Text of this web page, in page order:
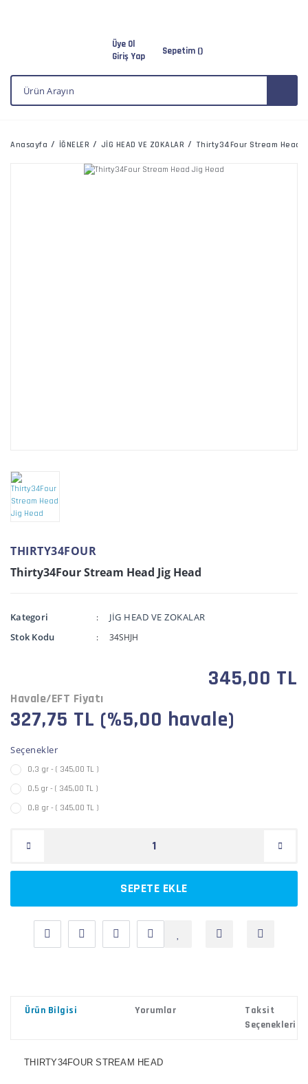
Üye Ol
Giriş Yap
Sepetim ()
Anasayfa İĞNELER JİG HEAD VE ZOKALAR Thirty34Four Stream Head
THIRTY34FOUR
Thirty34Four Stream Head Jig Head
Kategori
JİG HEAD VE ZOKALAR
Stok Kodu
34SHJH
345,00 TL
Havale/EFT Fiyatı
327,75 TL (%5,00 havale)
Seçenekler
0,3 gr - ( 345,00 TL )
0,5 gr - ( 345,00 TL )
0,8 gr - ( 345,00 TL )
SEPETE EKLE
Ürün Bilgisi Yorumlar
Taksit
Seçenekleri
THIRTY34FOUR STREAM HEAD